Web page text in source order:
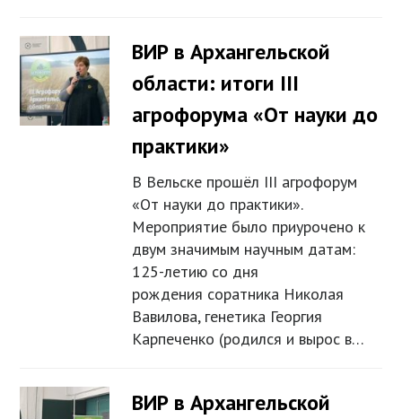
ВИР в Архангельской
области: итоги III
агрофорума «От науки до
практики»
В Вельске прошёл III агрофорум
«От науки до практики».
Мероприятие было приурочено к
двум значимым научным датам:
125-летию со дня
рождения соратника Николая
Вавилова, генетика Георгия
Карпеченко (родился и вырос в…
ВИР в Архангельской